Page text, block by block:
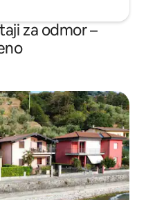
za odmor –
„Odabrali gosti”